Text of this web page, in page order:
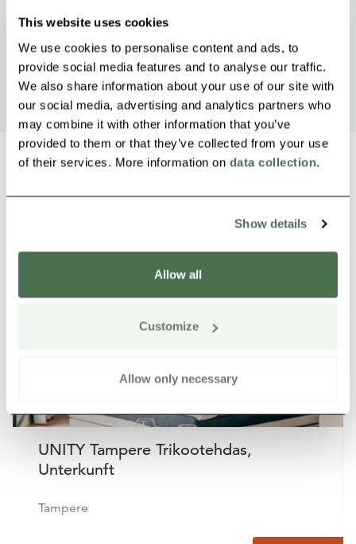
This website uses cookies
We use cookies to personalise content and ads, to
provide social media features and to analyse our traffic.
We also share information about your use of our site with
our social media, advertising and analytics partners who
may combine it with other information that you’ve
provided to them or that they’ve collected from your use
of their services. More information on data collection.
Show details
Allow all
Customize
Allow only necessary
Weitere Produkte in der Nähe
UNITY Tampere Trikootehdas,
Unterkunft
Tampere
Siirry